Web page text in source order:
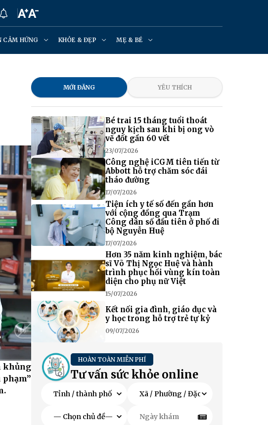
CẢM HỨNG KHỎE & ĐẸP MẸ & BÉ
khủng
MỚI ĐĂNG YÊU THÍCH
Bé trai 15 tháng tuổi thoát
nguy kịch sau khi bị ong vò
vẽ đốt gần 60 vết
23/07/2026
Công nghệ iCGM tiên tiến từ
Abbott hỗ trợ chăm sóc đái
tháo đường
17/07/2026
Tiện ích y tế số đến gần hơn
với cộng đồng qua Trạm
Công dân số đầu tiên ở phố đi
bộ Nguyễn Huệ
17/07/2026
Hơn 35 năm kinh nghiệm, bác
sĩ Võ Thị Ngọc Huệ và hành
trình phục hồi vùng kín toàn
diện cho phụ nữ Việt
15/07/2026
Kết nối gia đình, giáo dục và
y học trong hỗ trợ trẻ tự kỷ
09/07/2026
HOÀN TOÀN MIỄN PHÍ
Tư vấn sức khỏe online